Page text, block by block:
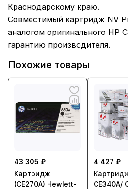
Краснодарскому краю.
Совместимый картридж NV
аналогом оригинального HР
гарантию производителя.
Похожие товары
43 305 ₽
Картридж
(CE270A) Hewlett-
4 427 ₽
CE340A/